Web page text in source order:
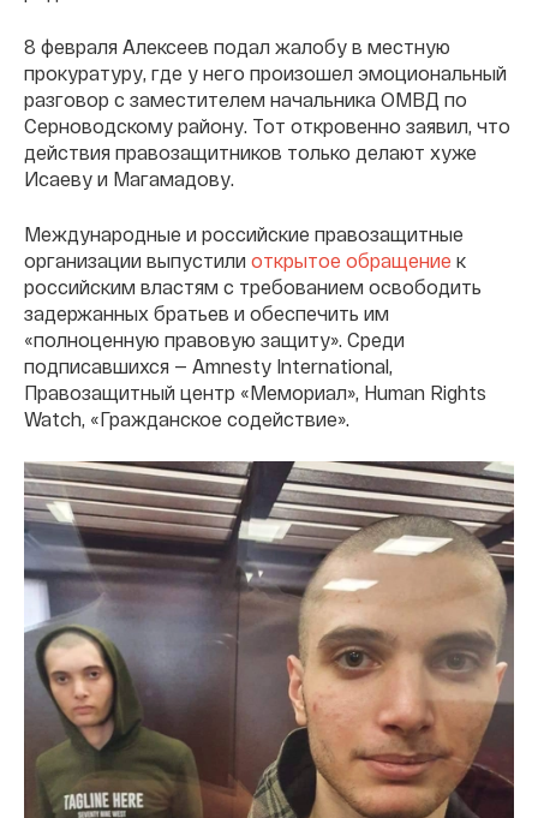
8 февраля Алексеев подал жалобу в местную
прокуратуру, где у него произошел эмоциональный
разговор с заместителем начальника ОМВД по
Серноводскому району. Тот откровенно заявил, что
действия правозащитников только делают хуже
Исаеву и Магамадову.
Международные и российские правозащитные
организации выпустили открытое обращение к
российским властям с требованием освободить
задержанных братьев и обеспечить им
«полноценную правовую защиту». Среди
подписавшихся — Amnesty International,
Правозащитный центр «Мемориал», Human Rights
Watch, «Гражданское содействие».